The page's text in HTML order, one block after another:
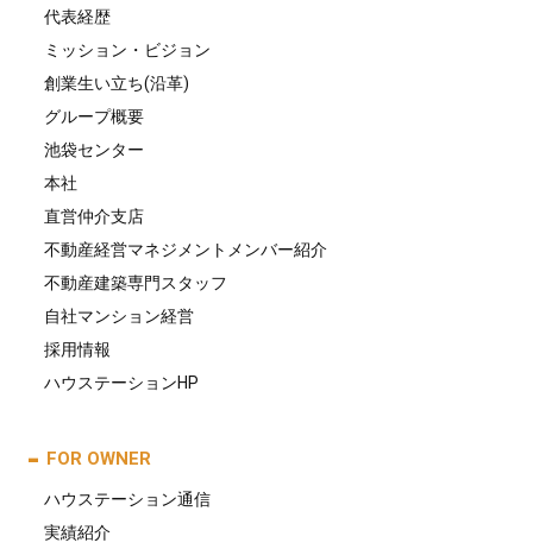
代表経歴
ミッション・ビジョン
創業生い立ち(沿革)
グループ概要
池袋センター
本社
直営仲介支店
不動産経営マネジメントメンバー紹介
不動産建築専門スタッフ
自社マンション経営
採用情報
ハウステーションHP
FOR OWNER
ハウステーション通信
実績紹介